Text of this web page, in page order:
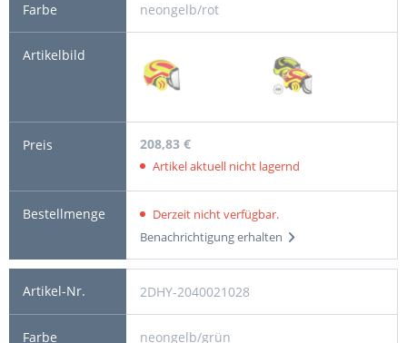
neongelb/rot
208,83 €
Artikel aktuell nicht lagernd
Derzeit nicht verfügbar.
Benachrichtigung erhalten
2DHY-2040021028
neongelb/grün